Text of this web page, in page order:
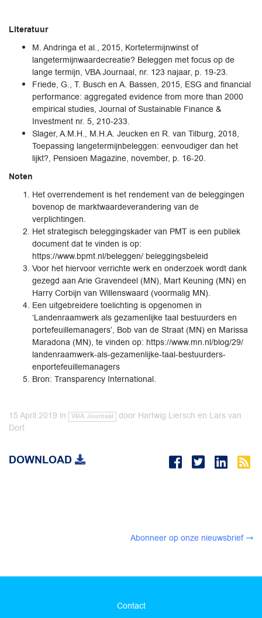
Literatuur
M. Andringa et al., 2015, Kortetermijnwinst of
langetermijnwaardecreatie? Beleggen met focus op de
lange termijn, VBA Journaal, nr. 123 najaar, p. 19-23.
Friede, G., T. Busch en A. Bassen, 2015, ESG and financial
performance: aggregated evidence from more than 2000
empirical studies, Journal of Sustainable Finance &
Investment nr. 5, 210-233.
Slager, A.M.H., M.H.A. Jeucken en R. van Tilburg, 2018,
Toepassing langetermijnbeleggen: eenvoudiger dan het
lijkt?, Pensioen Magazine, november, p. 16-20.
Noten
Het overrendement is het rendement van de beleggingen
bovenop de marktwaardeverandering van de
verplichtingen.
Het strategisch beleggingskader van PMT is een publiek
document dat te vinden is op:
https://www.bpmt.nl/beleggen/ beleggingsbeleid
Voor het hiervoor verrichte werk en onderzoek wordt dank
gezegd aan Arie Gravendeel (MN), Mart Keuning (MN) en
Harry Corbijn van Willenswaard (voormalig MN).
Een uitgebreidere toelichting is opgenomen in
‘Landenraamwerk als gezamenlijke taal bestuurders en
portefeuillemanagers’, Bob van de Straat (MN) en Marissa
Maradona (MN), te vinden op: https://www.mn.nl/blog/29/
landenraamwerk-als-gezamenlijke-taal-bestuurders-
enportefeuillemanagers
Bron: Transparency International.
15 April 2019 in VBA Journaal door Hartwig Liersch en Lars van
Dort
DOWNLOAD
Abonneer op onze nieuwsbrief
Contact